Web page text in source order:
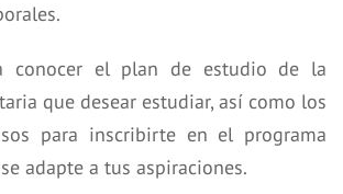
conocer el plan de estudio de la
que desear estudiar, así como los
para inscribirte en el programa
adapte a tus aspiraciones.